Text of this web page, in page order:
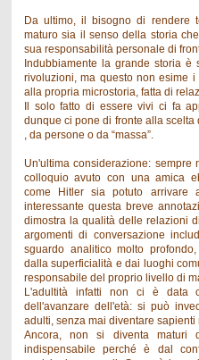
Da ultimo, il bisogno di rendere
maturo sia il senso della storia
sua responsabilità personale di
Indubbiamente la grande storia
rivoluzioni, ma questo non esime
alla propria microstoria, fatta di
Il solo fatto di essere vivi ci fa
dunque ci pone di fronte alla
, da persone o da “massa”.
Un'ultima considerazione:
colloquio avuto con una amica
come Hitler sia potuto
interessante questa breve
dimostra la qualità delle relazioni
argomenti di conversazione
sguardo analitico molto
dalla superficialità e dai luoghi
responsabile del proprio livello di
L'adultità infatti non ci è data
dell'avanzare dell'età: si può
adulti, senza mai diventare
Ancora, non si diventa maturi
indispensabile perché è dal